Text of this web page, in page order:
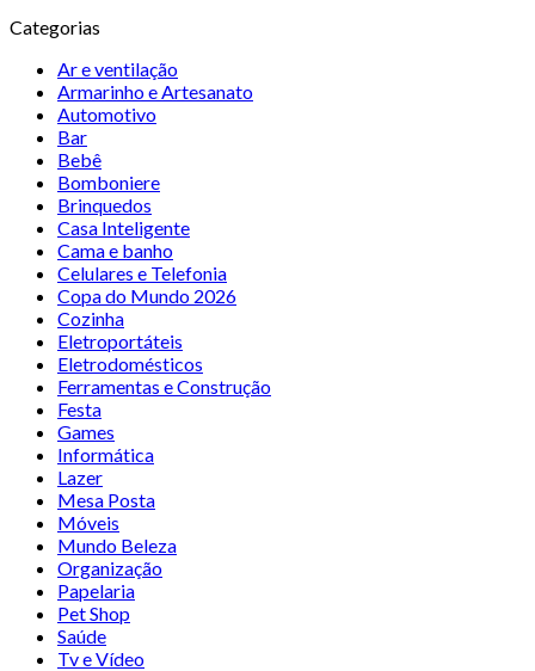
Categorias
Ar e ventilação
Armarinho e Artesanato
Automotivo
Bar
Bebê
Bomboniere
Brinquedos
Casa Inteligente
Cama e banho
Celulares e Telefonia
Copa do Mundo 2026
Cozinha
Eletroportáteis
Eletrodomésticos
Ferramentas e Construção
Festa
Games
Informática
Lazer
Mesa Posta
Móveis
Mundo Beleza
Organização
Papelaria
Pet Shop
Saúde
Tv e Vídeo